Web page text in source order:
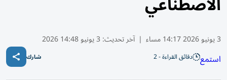
3 يونيو 2026 14:17 مساء | آخر تحديث: 3 يونيو 14:48 2026
استمع دقائق القراءة - 2 شارك